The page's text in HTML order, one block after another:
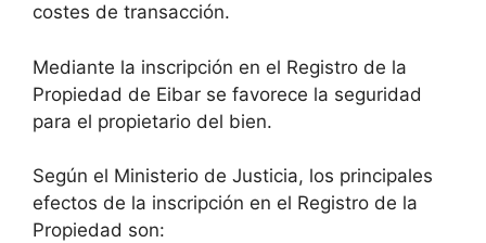
costes de transacción.
Mediante la inscripción en el Registro de la
Propiedad de Eibar se favorece la seguridad
para el propietario del bien.
Según el Ministerio de Justicia, los principales
efectos de la inscripción en el Registro de la
Propiedad son: